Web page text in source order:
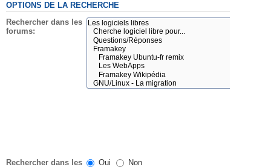
OPTIONS DE LA RECHERCHE
Rechercher dans les
forums:
Rechercher dans les Oui Non